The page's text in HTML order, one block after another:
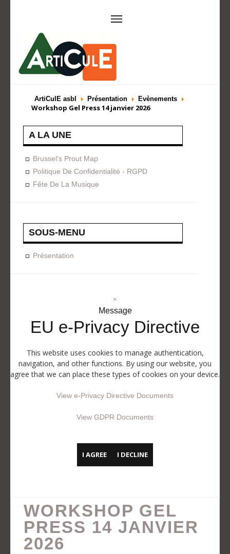
ARTICULE ASBL
Présentation
EVÈNEMENTS
Concerts
Expositions
ACTIONS
Design For Everyone
Publications
FORMATION
ON AIME
CONTACT
ArtiCulE asbl Présentation Evènements
Workshop Gel Press 14 janvier 2026
A LA UNE
Brussel's Prout Map
Politique De Confidentialité - RGPD
Fête De La Musique
SOUS-MENU
Présentation
×
Message
EU e-Privacy Directive
This website uses cookies to manage authentication,
navigation, and other functions. By using our website, you
agree that we can place these types of cookies on your device.
View e-Privacy Directive Documents
View GDPR Documents
I AGREE I DECLINE
WORKSHOP GEL
PRESS 14 JANVIER
2026